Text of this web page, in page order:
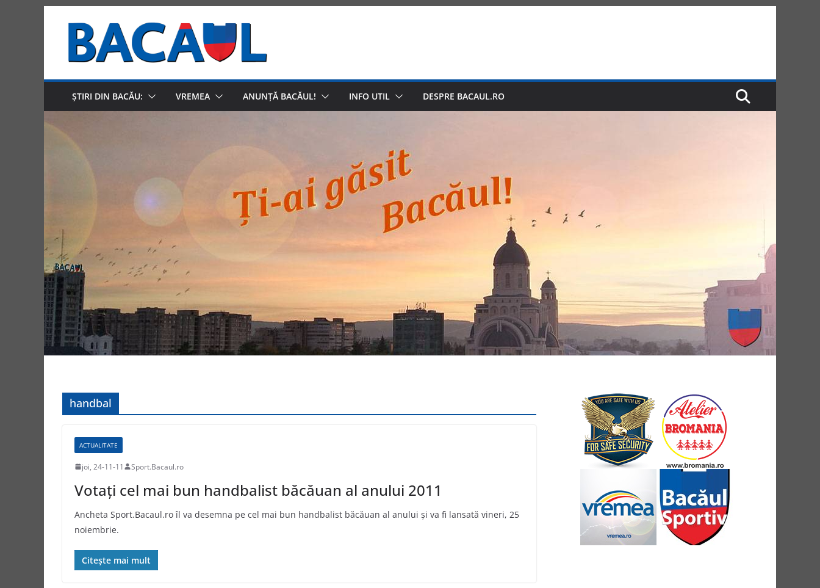
content
ȘTIRI DIN BACĂU: VREMEA ANUNȚĂ BACĂUL! INFO UTIL DESPRE BACAUL.RO
handbal
ACTUALITATE
joi, 24-11-11 Sport.Bacaul.ro
Votați cel mai bun handbalist băcăuan al anului 2011
Ancheta Sport.Bacaul.ro îl va desemna pe cel mai bun handbalist băcăuan al anului și va fi lansată vineri, 25
noiembrie.
Citește mai mult